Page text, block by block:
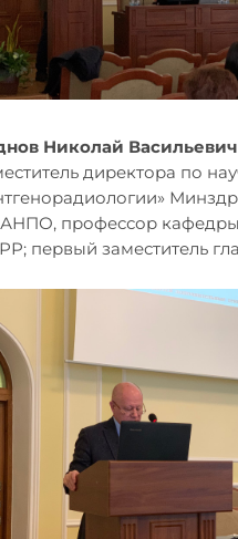
Николай Васильевич
директора по
профессор кафедры
первый заместитель